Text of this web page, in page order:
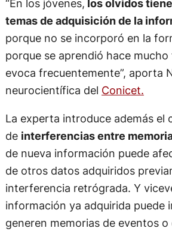
“En los jóvenes, los olvidos
temas de adquisición de la
porque no se incorporó en la
porque se aprendió hace
evoca frecuentemente”, aporta
neurocientífica del Conicet.
La experta introduce además el
de interferencias entre
de nueva información puede
de otros datos adquiridos
interferencia retrógrada. Y
información ya adquirida puede
generen memorias de eventos